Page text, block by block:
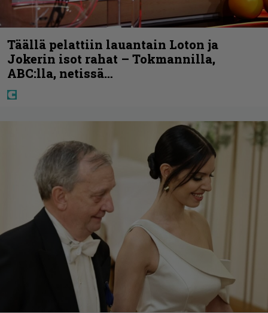
Täällä pelattiin lauantain Loton ja
Jokerin isot rahat – Tokmannilla,
ABC:lla, netissä…